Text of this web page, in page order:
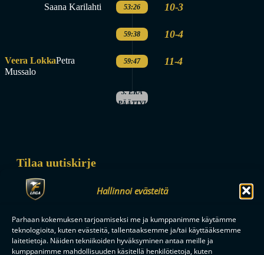
Hallinnoi evästeitä
Parhaan kokemuksen tarjoamiseksi me ja kumppanimme käytämme
teknologioita, kuten evästeitä, tallentaaksemme ja/tai käyttääksemme
laitetietoja. Näiden tekniikoiden hyväksyminen antaa meille ja
kumppanimme mahdollisuuden käsitellä henkilötietoja, kuten
Saana Karilahti 53:26 10-3
59:38 10-4
Veera LokkaPetra
Mussalo
59:47 11-4
3. ERÄ
PÄÄTTYI
Tilaa uutiskirje
Saat kirjeen noin kerran kuukaudessa F-liigakauden alusta
ratkaisuhetkiin asti.